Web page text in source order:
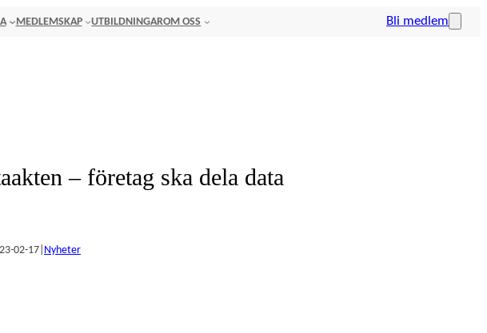
MEDLEMSKAP UTBILDNINGAROM OSS Bli medlem
– företag ska dela data
02-17 Nyheter